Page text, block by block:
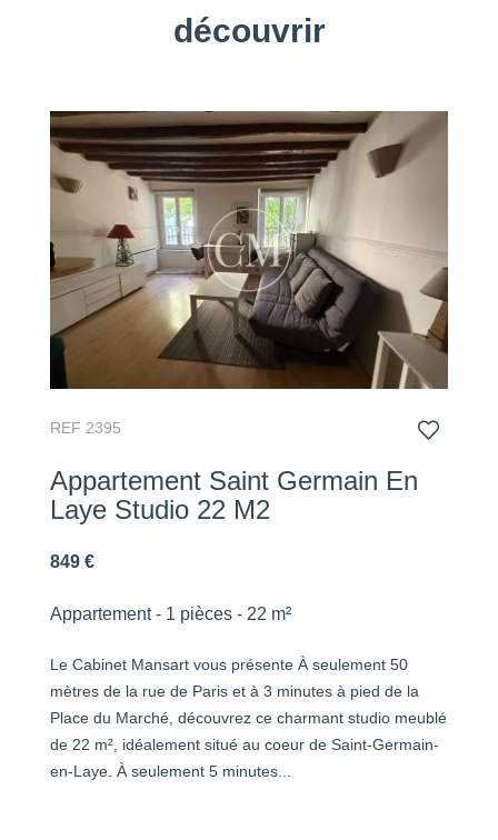
découvrir
REF 2395
Appartement Saint Germain En
Laye Studio 22 M2
849 €
Appartement - 1 pièces - 22 m²
Le Cabinet Mansart vous présente À seulement 50
mètres de la rue de Paris et à 3 minutes à pied de la
Place du Marché, découvrez ce charmant studio meublé
de 22 m², idéalement situé au coeur de Saint-Germain-
en-Laye. À seulement 5 minutes...